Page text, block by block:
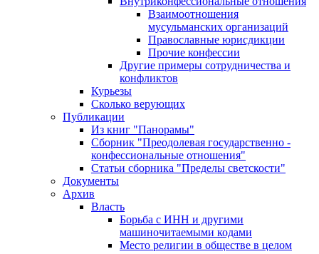
Взаимоотношения
мусульманских организаций
Православные юрисдикции
Прочие конфессии
Другие примеры сотрудничества и
конфликтов
Курьезы
Сколько верующих
Публикации
Из книг "Панорамы"
Сборник "Преодолевая государственно -
конфессиональные отношения"
Статьи сборника "Пределы светскости"
Документы
Архив
Власть
Борьба с ИНН и другими
машиночитаемыми кодами
Место религии в обществе в целом